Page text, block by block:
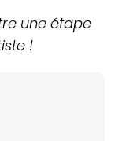
une étape
!